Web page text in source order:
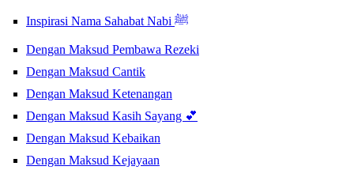
Inspirasi Nama Sahabat Nabi ﷺ
Dengan Maksud Pembawa Rezeki
Dengan Maksud Cantik
Dengan Maksud Ketenangan
Dengan Maksud Kasih Sayang 💕
Dengan Maksud Kebaikan
Dengan Maksud Kejayaan